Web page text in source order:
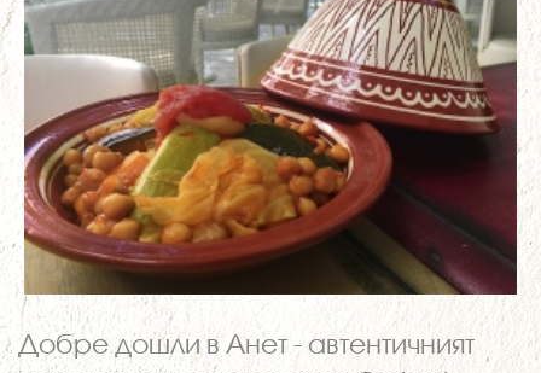
Добре дошли в Анет - автентичният